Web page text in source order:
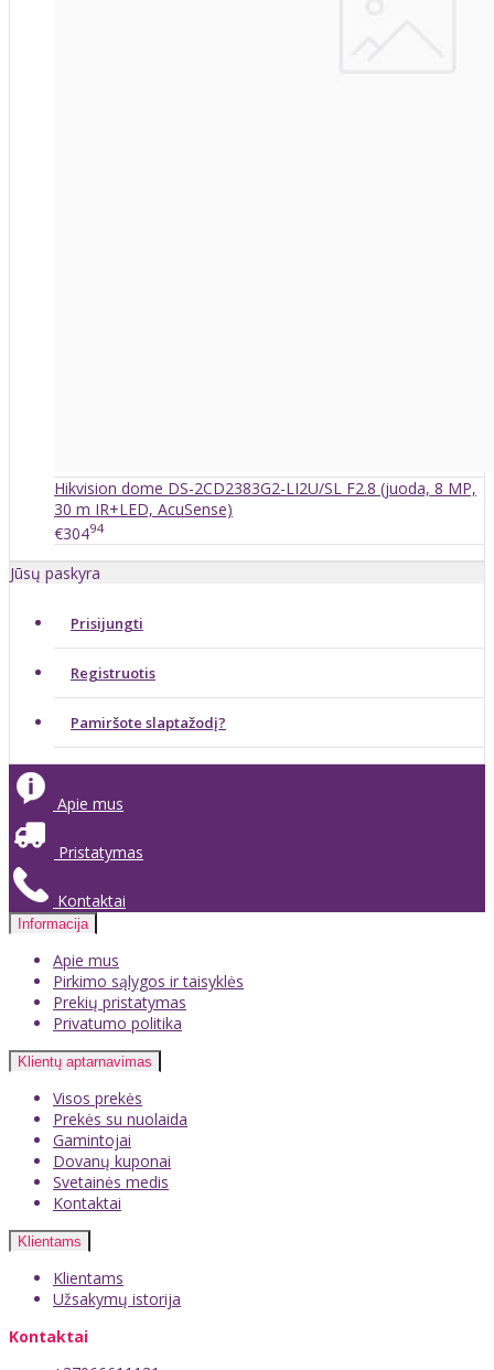
Hikvision dome DS-2CD2383G2-LI2U/SL F2.8 (juoda, 8 MP,
30 m IR+LED, AcuSense)
€30494
Jūsų paskyra
Prisijungti
Registruotis
Pamiršote slaptažodį?
Apie mus
Pristatymas
Kontaktai
Informacija
Apie mus
Pirkimo sąlygos ir taisyklės
Prekių pristatymas
Privatumo politika
Klientų aptarnavimas
Visos prekės
Prekės su nuolaida
Gamintojai
Dovanų kuponai
Svetainės medis
Kontaktai
Klientams
Klientams
Užsakymų istorija
Kontaktai